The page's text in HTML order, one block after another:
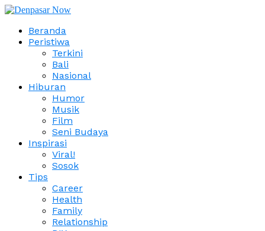
Beranda
Peristiwa
Terkini
Bali
Nasional
Hiburan
Humor
Musik
Film
Seni Budaya
Inspirasi
Viral!
Sosok
Tips
Career
Health
Family
Relationship